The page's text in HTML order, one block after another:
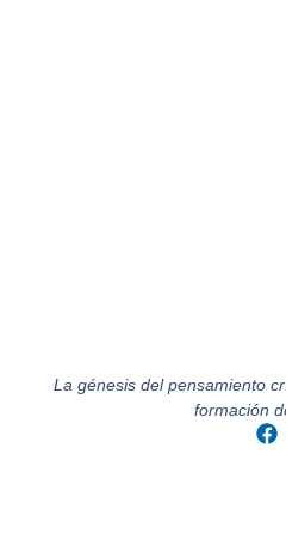
La génesis del pensamiento
formación